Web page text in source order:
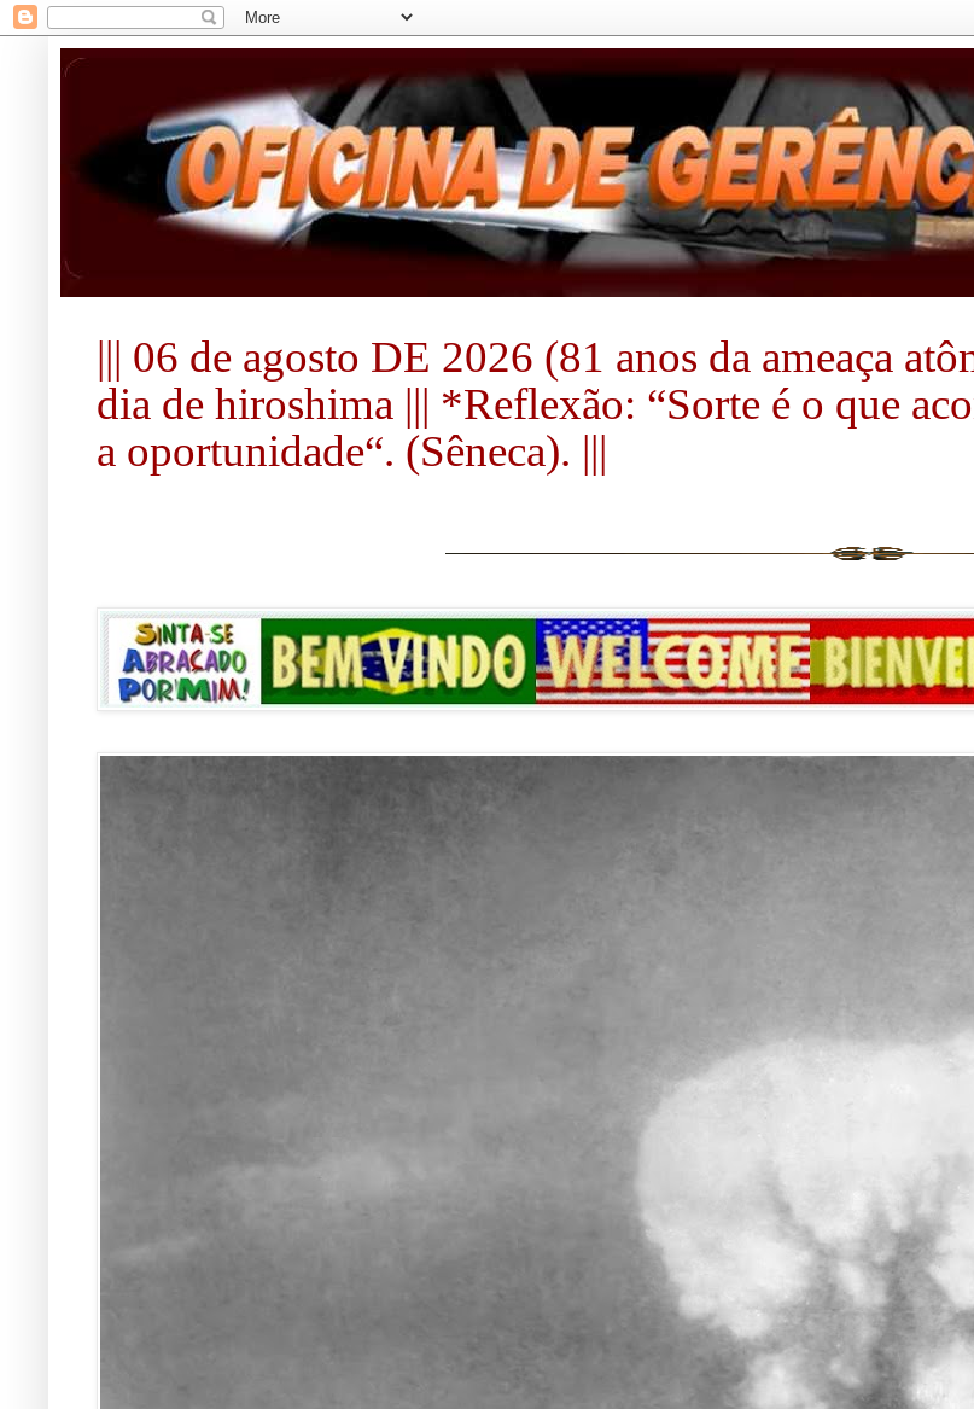
||| 06 de agosto DE 2026 (81 anos da ameaça
dia de hiroshima ||| *Reflexão: “Sorte é o que
a oportunidade“. (Sêneca). |||